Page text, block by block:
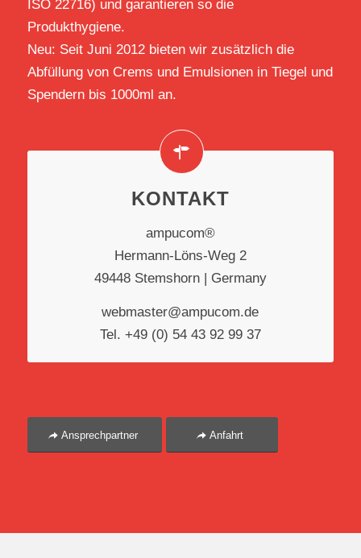
ISO 22716) und garantieren so die
Produkthygiene.
Neu: Seit Juni 2012 bieten wir zusätzlich die
Abfüllung von Crems und Emulsionen in Tiegel und
Spendern bis 1000ml an.
KONTAKT
ampucom®
Hermann-Löns-Weg 2
49448 Stemshorn | Germany
webmaster@ampucom.de
Tel. +49 (0) 54 43 92 99 37
Ansprechpartner Anfahrt